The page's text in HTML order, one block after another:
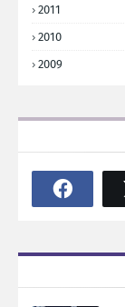
2011
2010
2009